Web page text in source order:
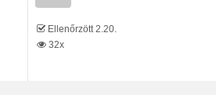
Ellenőrzött 2.20.
32x